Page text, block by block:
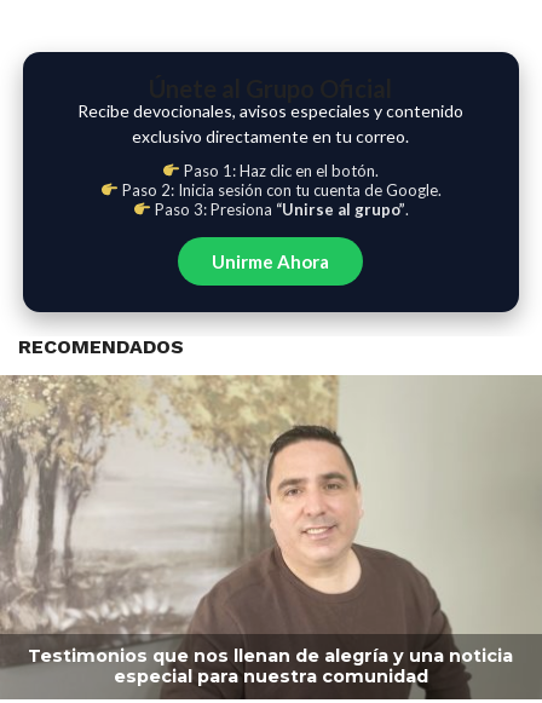
Recibe devocionales, avisos especiales y contenido
exclusivo directamente en tu correo.
Paso 1: Haz clic en el botón.
Paso 2: Inicia sesión con tu cuenta de Google.
Paso 3: Presiona “Unirse al grupo”.
Unirme Ahora
RECOMENDADOS
Testimonios que nos llenan de alegría y una noticia
especial para nuestra comunidad